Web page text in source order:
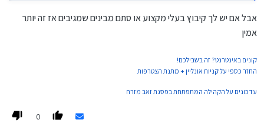
אבל אם יש לך קיבוץ בעלי מקצוע או סתם מבינים שמגיבים אז זה יותר
אמין
קונים באינטרנט? זה בשבילכם!
החזר כספי על קניות אונליין + מתנת הצטרפות
עדכונים על הקהילה המתפתחת בפסגת זאב מזרח
0